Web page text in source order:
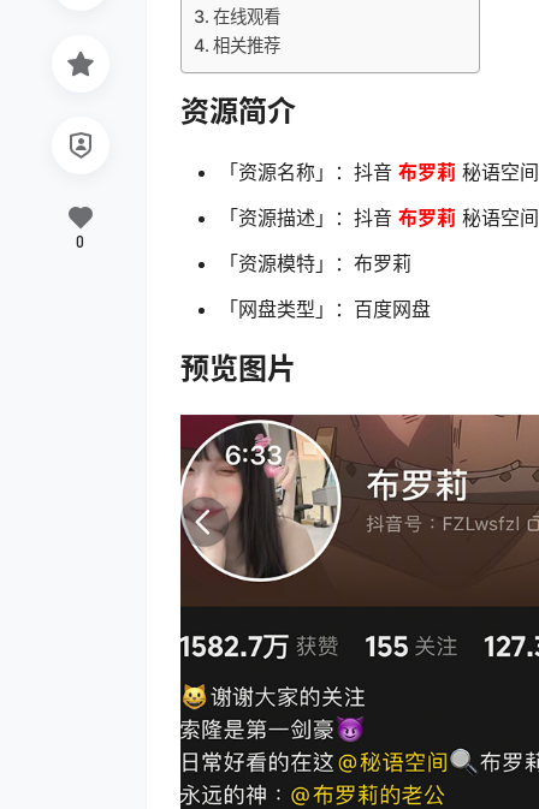
在线观看
相关推荐
资源简介
「资源名称」：抖音 布罗莉 秘语空
「资源描述」：抖音 布罗莉 秘语空
「资源模特」：布罗莉
「网盘类型」：百度网盘
预览图片
0